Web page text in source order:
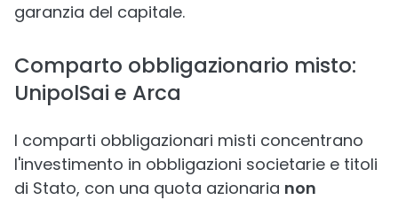
garanzia del capitale.
Comparto obbligazionario misto:
UnipolSai e Arca
I comparti obbligazionari misti concentrano
l'investimento in obbligazioni societarie e titoli
di Stato, con una quota azionaria non